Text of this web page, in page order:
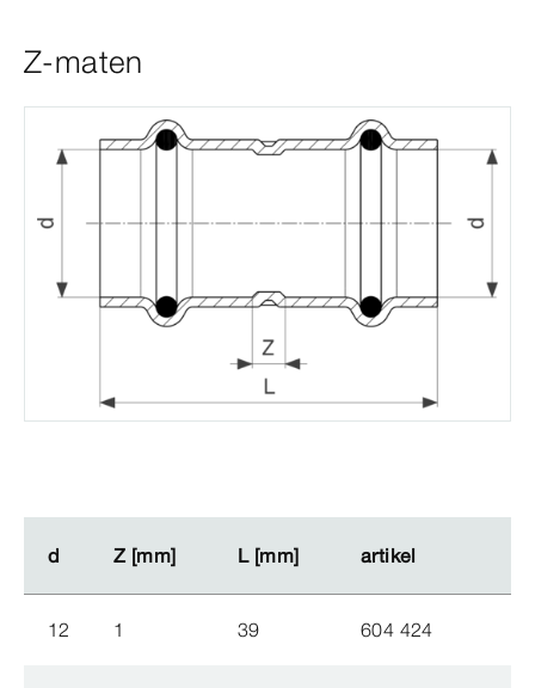
Z-maten
d Z [mm] L [mm] artikel
d Z [mm] L [mm] artikel
12 1 39 604 424